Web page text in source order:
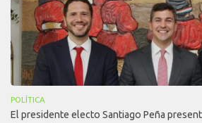
POLÍTICA
El presidente electo Santiago Peña